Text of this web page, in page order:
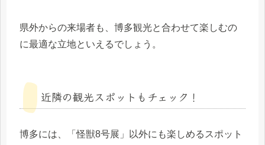
県外からの来場者も、博多観光と合わせて楽しむの
に最適な立地といえるでしょう。
近隣の観光スポットもチェック！
博多には、「怪獣8号展」以外にも楽しめるスポット